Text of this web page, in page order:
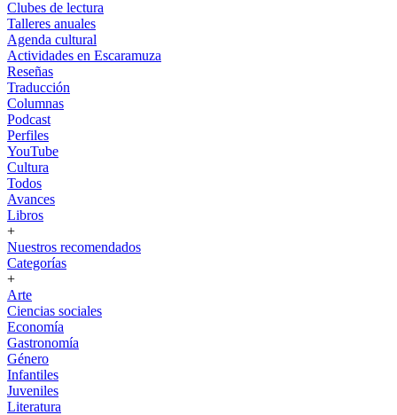
Clubes de lectura
Talleres anuales
Agenda cultural
Actividades en Escaramuza
Reseñas
Traducción
Columnas
Podcast
Perfiles
YouTube
Cultura
Todos
Avances
Libros
+
Nuestros recomendados
Categorías
+
Arte
Ciencias sociales
Economía
Gastronomía
Género
Infantiles
Juveniles
Literatura